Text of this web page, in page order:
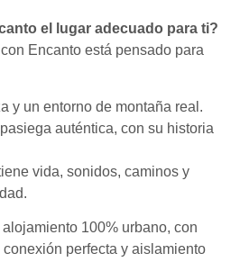
el lugar adecuado para ti?
Encanto está pensado para
y un entorno de montaña real.
auténtica, con su historia
vida, sonidos, caminos y
100% urbano, con
perfecta y aislamiento